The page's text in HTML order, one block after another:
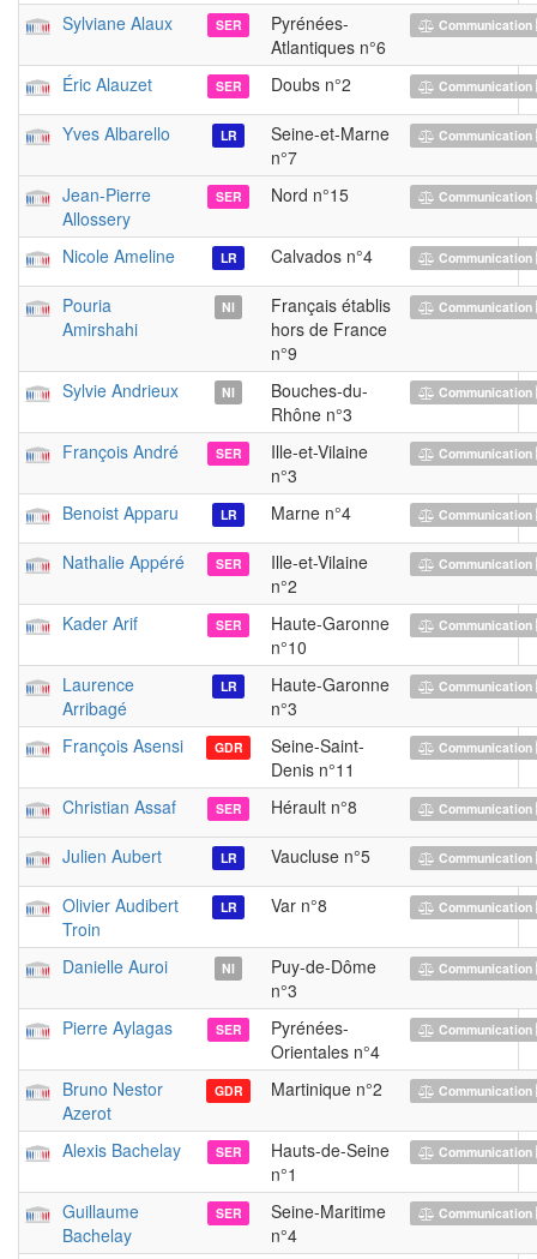
Sylviane Alaux SER
Pyrénées-
Atlantiques n°6
Éric Alauzet SER Doubs n°2
Yves Albarello LR
Seine-et-Marne
n°7
Jean-Pierre
Allossery
SER Nord n°15
Nicole Ameline LR Calvados n°4
Pouria
Amirshahi
NI
Français établis
hors de France
n°9
Sylvie Andrieux NI
Bouches-du-
Rhône n°3
François André SER
Ille-et-Vilaine
n°3
Benoist Apparu LR Marne n°4
Nathalie Appéré SER
Ille-et-Vilaine
n°2
Kader Arif SER
Haute-Garonne
n°10
Laurence
Arribagé
LR
Haute-Garonne
n°3
François Asensi GDR
Seine-Saint-
Denis n°11
Christian Assaf SER Hérault n°8
Julien Aubert LR Vaucluse n°5
Olivier Audibert
Troin
LR Var n°8
Danielle Auroi NI
Puy-de-Dôme
n°3
Pierre Aylagas SER
Pyrénées-
Orientales n°4
Bruno Nestor
Azerot
GDR Martinique n°2
Alexis Bachelay SER
Hauts-de-Seine
n°1
Guillaume
Bachelay
SER
Seine-Maritime
n°4